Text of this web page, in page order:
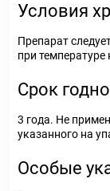
Условия
Препарат
при
Срок
3 года. Не
указанного на
Особые